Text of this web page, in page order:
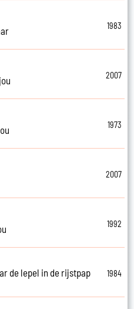
1983
2007
1973
2007
1992
de lepel in de rijstpap
1984